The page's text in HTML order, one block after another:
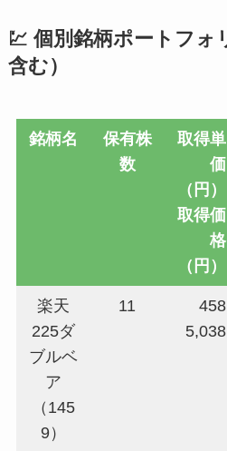
💹 個別銘柄ポートフォ
含む）
銘柄名
保有株
数
取得単
価
（円）
取得価
格
（円）
楽天
225ダ
ブルベ
ア
（145
9）
11
458
5,038